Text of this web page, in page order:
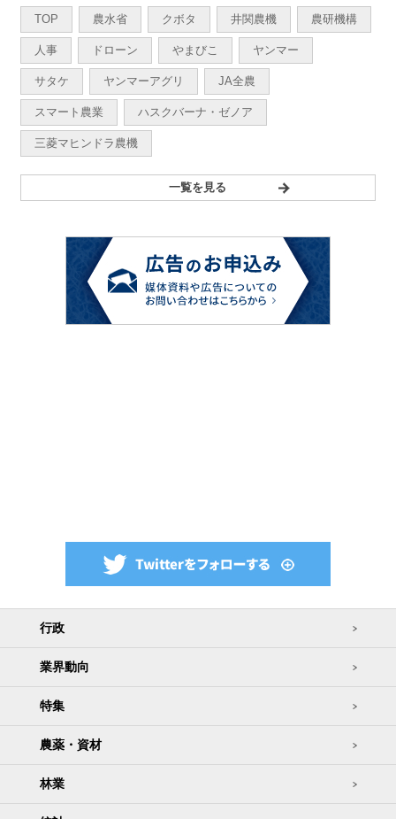
TOP 農水省 クボタ 井関農機 農研機構
人事 ドローン やまびこ ヤンマー
サタケ ヤンマーアグリ JA全農
スマート農業 ハスクバーナ・ゼノア
三菱マヒンドラ農機
一覧を見る
行政
業界動向
特集
農薬・資材
林業